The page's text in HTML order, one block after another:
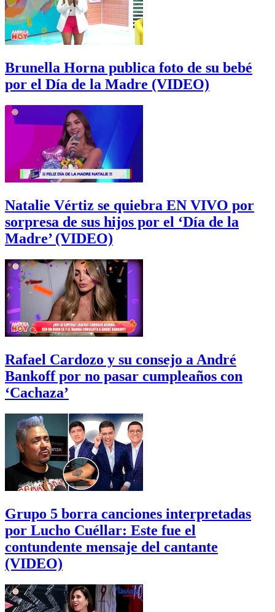
Brunella Horna publica foto de su bebé
por el Día de la Madre (VIDEO)
Natalie Vértiz se quiebra EN VIVO por
sorpresa de sus hijos por el ‘Día de la
Madre’ (VIDEO)
Rafael Cardozo y su consejo a André
Bankoff por no pasar cumpleaños con
‘Cachaza’
Grupo 5 borra canciones interpretadas
por Lucho Cuéllar: Este fue el
contundente mensaje del cantante
(VIDEO)